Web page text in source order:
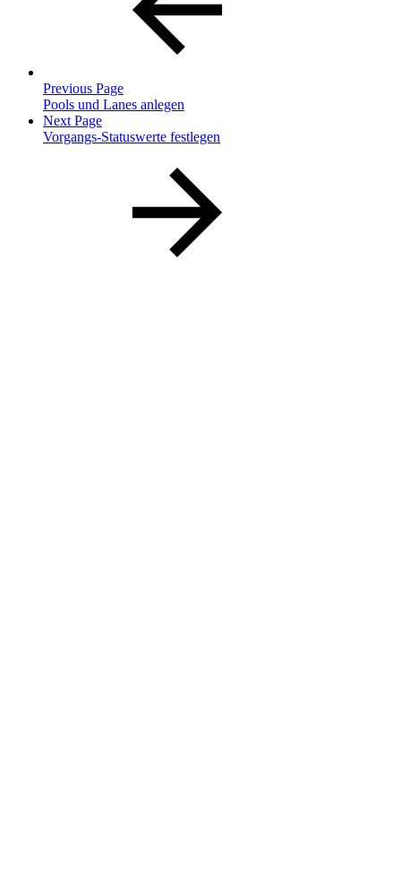
Previous Page
Pools und Lanes anlegen
Next Page
Vorgangs-Statuswerte festlegen